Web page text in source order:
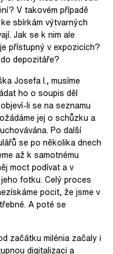
V takovém případě
sbírkám výtvarných
Jak se k nim ale
přístupný v expozicích?
depozitáře?
Josefa I., musíme
ho o soupis děl
li se na seznamu
jej o schůzku a
Po další
se po několika dnech
až k samotnému
moct podívat a v
fotku. Celý proces
pocit, že jsme v
A poté se
začátku milénia začaly i
digitalizaci a